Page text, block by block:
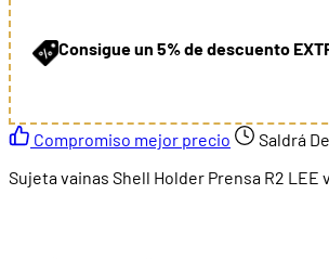
Consigue un 5% de descuento
Compromiso mejor precio Saldrá
Sujeta vainas Shell Holder Prensa R2 LEE